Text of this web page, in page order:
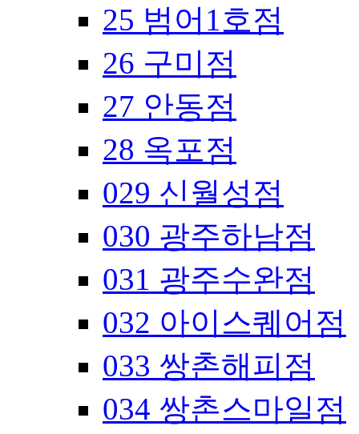
25 범어1호점
26 구미점
27 안동점
28 옥포점
029 신월성점
030 광주하남점
031 광주수완점
032 아이스퀘어점
033 쌍촌해피점
034 쌍촌스마일점